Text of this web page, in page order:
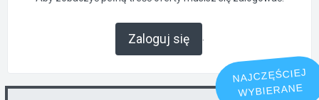
Zaloguj się .
NAJCZĘŚCIEJ
WYBIERANE